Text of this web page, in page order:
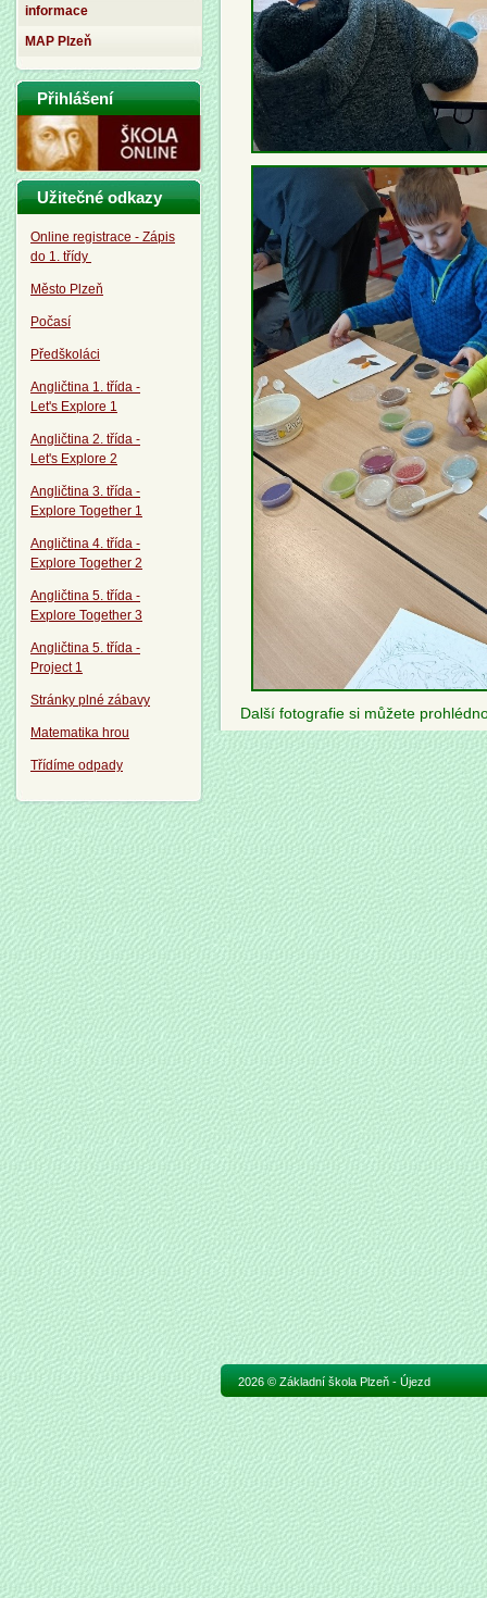
Další fotografie si můžete
informace
MAP Plzeň
Přihlášení
Užitečné odkazy
Online registrace - Zápis
do 1. třídy
Město Plzeň
Počasí
Předškoláci
Angličtina 1. třída -
Let's Explore 1
Angličtina 2. třída -
Let's Explore 2
Angličtina 3. třída -
Explore Together 1
Angličtina 4. třída -
Explore Together 2
Angličtina 5. třída -
Explore Together 3
Angličtina 5. třída -
Project 1
Stránky plné zábavy
Matematika hrou
Třídíme odpady
2026 © Základní škola Plzeň - Újezd